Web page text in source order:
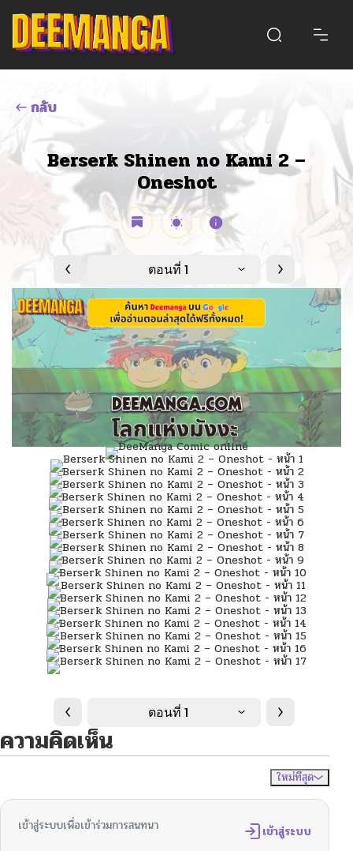
กลับ
Berserk Shinen no Kami 2 –
Oneshot
ตอนที่ 1
ตอนที่ 1
ความคิดเห็น
ใหม่ที่สุด
เข้าสู่ระบบเพื่อเข้าร่วมการสนทนา เข้าสู่ระบบ